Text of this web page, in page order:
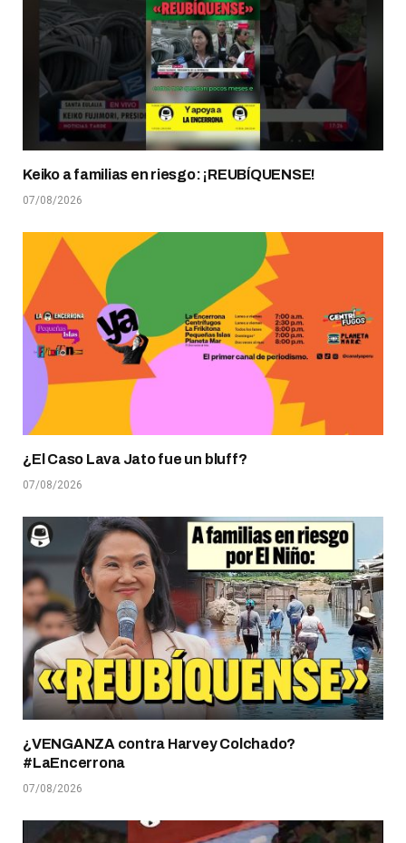
Keiko a familias en riesgo: ¡REUBÍQUENSE!
07/08/2026
¿El Caso Lava Jato fue un bluff?
07/08/2026
¿VENGANZA contra Harvey Colchado?
#LaEncerrona
07/08/2026